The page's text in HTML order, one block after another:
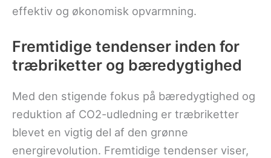
effektiv og økonomisk opvarmning.
Fremtidige tendenser inden for
træbriketter og bæredygtighed
Med den stigende fokus på bæredygtighed og
reduktion af CO2-udledning er træbriketter
blevet en vigtig del af den grønne
energirevolution. Fremtidige tendenser viser,